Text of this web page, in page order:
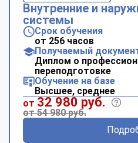
Внутренние и
системы
Срок обучения
от 256 часов
Получаемый
Диплом о
переподготовке
Обучение на базе
Высшее, среднее
от 32 980 руб.
от 54 980 руб.